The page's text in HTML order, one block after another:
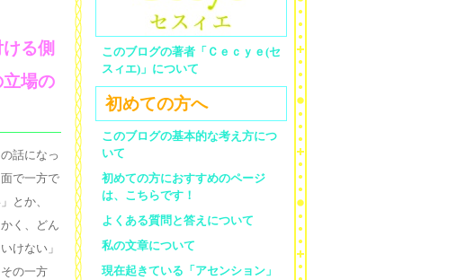
る側
場の
話になっ
で一方で
とか、
く、どん
けない」
の一方
このブログの著者「Ｃｅｃｙｅ(セ
スィエ)」について
初めての方へ
このブログの基本的な考え方につ
いて
初めての方におすすめのページ
は、こちらです！
よくある質問と答えについて
私の文章について
現在起きている「アセンション」